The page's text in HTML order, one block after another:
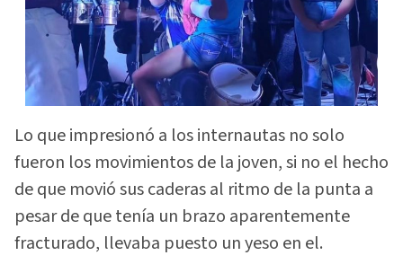
Lo que impresionó a los internautas no solo
fueron los movimientos de la joven, si no el hecho
de que movió sus caderas al ritmo de la punta a
pesar de que tenía un brazo aparentemente
fracturado, llevaba puesto un yeso en el.